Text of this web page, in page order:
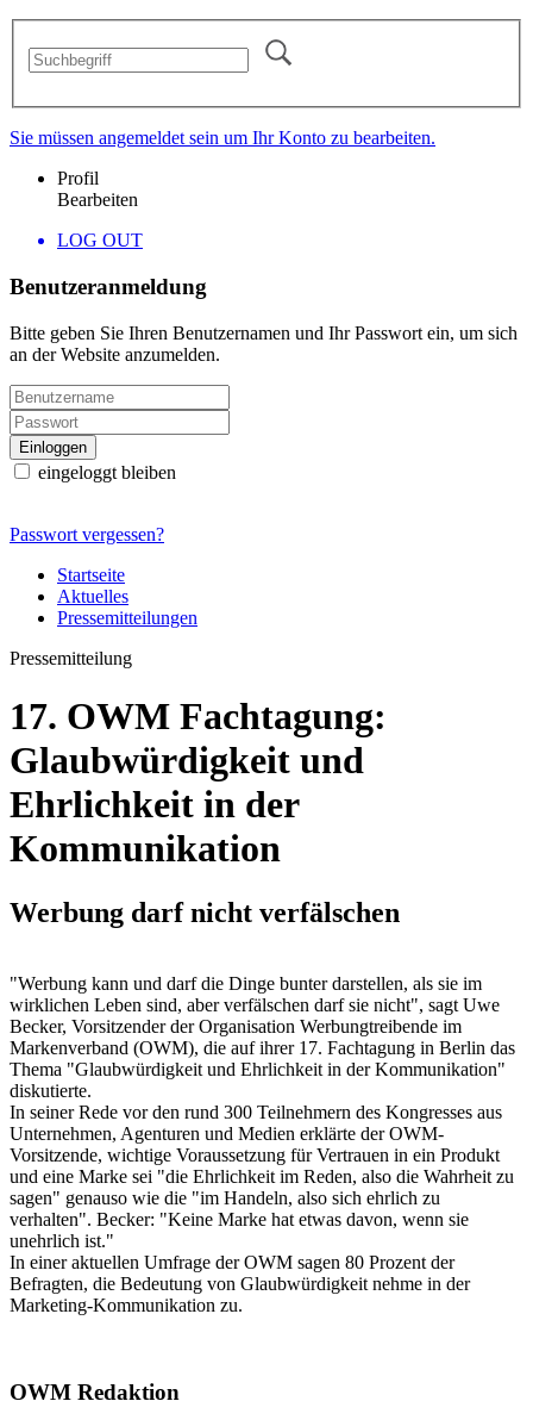
Sie müssen angemeldet sein um Ihr Konto zu bearbeiten.
Profil
Bearbeiten
LOG OUT
Benutzeranmeldung
Bitte geben Sie Ihren Benutzernamen und Ihr Passwort ein, um sich
an der Website anzumelden.
eingeloggt bleiben
Passwort vergessen?
Startseite
Aktuelles
Pressemitteilungen
Pressemitteilung
17. OWM Fachtagung:
Glaubwürdigkeit und
Ehrlichkeit in der
Kommunikation
Werbung darf nicht verfälschen
"Werbung kann und darf die Dinge bunter darstellen, als sie im
wirklichen Leben sind, aber verfälschen darf sie nicht", sagt Uwe
Becker, Vorsitzender der Organisation Werbungtreibende im
Markenverband (OWM), die auf ihrer 17. Fachtagung in Berlin das
Thema "Glaubwürdigkeit und Ehrlichkeit in der Kommunikation"
diskutierte.
In seiner Rede vor den rund 300 Teilnehmern des Kongresses aus
Unternehmen, Agenturen und Medien erklärte der OWM-
Vorsitzende, wichtige Voraussetzung für Vertrauen in ein Produkt
und eine Marke sei "die Ehrlichkeit im Reden, also die Wahrheit zu
sagen" genauso wie die "im Handeln, also sich ehrlich zu
verhalten". Becker: "Keine Marke hat etwas davon, wenn sie
unehrlich ist."
In einer aktuellen Umfrage der OWM sagen 80 Prozent der
Befragten, die Bedeutung von Glaubwürdigkeit nehme in der
Marketing-Kommunikation zu.
OWM Redaktion